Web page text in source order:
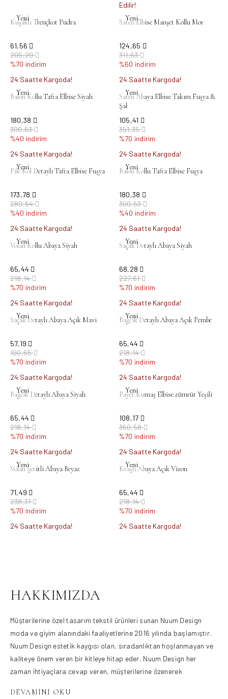
Edilir!
Yeni
Kuşaklı Trençkot Pudra
61,56
205,20
%70 indirim
24 Saatte Kargoda!
Yeni
Saten Elbise Manşet Kollu Mor
124,65
311,63
%60 indirim
24 Saatte Kargoda!
Yeni
Balon Kollu Tafta Elbise Siyah
180,38
300,63
%40 indirim
24 Saatte Kargoda!
Yeni
Saten Abaya Elbise Takım Fuşya &
Şal
105,41
351,35
%70 indirim
24 Saatte Kargoda!
Yeni
Pile Kol Detaylı Tafta Elbise Fuşya
173,78
289,64
%40 indirim
24 Saatte Kargoda!
Yeni
Balon Kollu Tafta Elbise Fuşya
180,38
300,63
%40 indirim
24 Saatte Kargoda!
Yeni
Volan Kollu Abaya Siyah
65,44
218,14
%70 indirim
24 Saatte Kargoda!
Yeni
Saçak Detaylı Abaya Siyah
68,28
227,61
%70 indirim
24 Saatte Kargoda!
Yeni
Saçak Detaylı Abaya Açık Mavi
57,19
190,65
%70 indirim
24 Saatte Kargoda!
Yeni
Bağcık Detaylı Abaya Açık Pembe
65,44
218,14
%70 indirim
24 Saatte Kargoda!
Yeni
Bağcık Detaylı Abaya Siyah
65,44
218,14
%70 indirim
24 Saatte Kargoda!
Yeni
Payet Kumaş Elbise zümrüt Yeşili
108,17
360,58
%70 indirim
24 Saatte Kargoda!
Yeni
Volan Şeritli Abaya Beyaz
71,49
238,31
%70 indirim
24 Saatte Kargoda!
Yeni
Kraşlı Abaya Açık Vizon
65,44
218,14
%70 indirim
24 Saatte Kargoda!
HAKKIMIZDA
Müşterilerine özel tasarım tekstil ürünleri sunan Nuum Design
moda ve giyim alanındaki faaliyetlerine 2016 yılında başlamıştır.
Nuum Design estetik kaygısı olan, sıradanlıktan hoşlanmayan ve
kaliteye önem veren bir kitleye hitap eder. Nuum Design her
zaman ihtiyaçlara cevap veren, müşterilerine özenerek
buluşturmayı ilke edinen bir firmadır. Moda ve kumaş